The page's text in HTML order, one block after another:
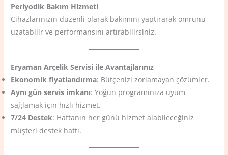
Periyodik Bakım Hizmeti
Cihazlarınızın düzenli olarak bakımını yaptırarak ömrünü
uzatabilir ve performansını artırabilirsiniz.
Eryaman Arçelik Servisi ile Avantajlarınız
Ekonomik fiyatlandırma: Bütçenizi zorlamayan çözümler.
Aynı gün servis imkanı: Yoğun programınıza uyum
sağlamak için hızlı hizmet.
7/24 Destek: Haftanın her günü hizmet alabileceğiniz
müşteri destek hattı.